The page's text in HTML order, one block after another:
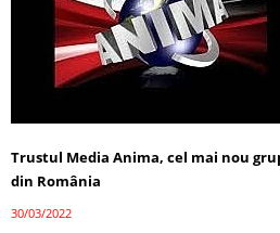
Trustul Media Anima, cel mai nou
din România
30/03/2022